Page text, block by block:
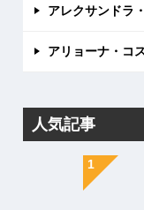
アレクサンドラ
アリョーナ・コ
人気記事